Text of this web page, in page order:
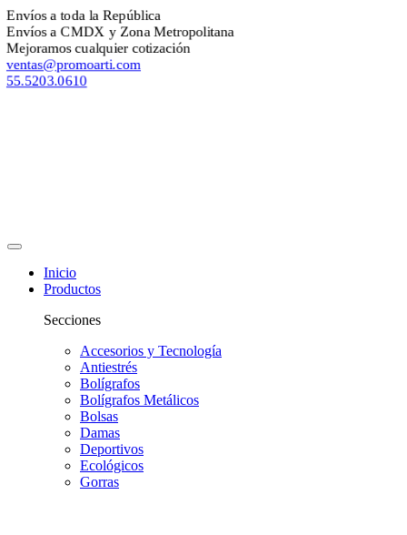
Envíos a toda la República
Envíos a CMDX y Zona Metropolitana
Mejoramos cualquier cotización
ventas@promoarti.com
55.5203.0610
Inicio
Productos
Secciones
Accesorios y Tecnología
Antiestrés
Bolígrafos
Bolígrafos Metálicos
Bolsas
Damas
Deportivos
Ecológicos
Gorras